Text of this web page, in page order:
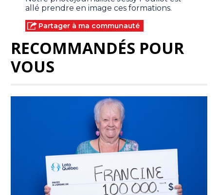
allé prendre en image ces formations.
Partager à ma communauté
RECOMMANDÉS POUR
VOUS